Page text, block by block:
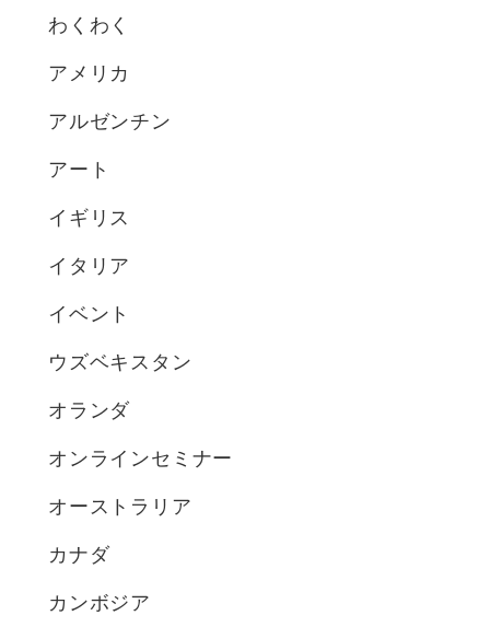
わくわく
アメリカ
アルゼンチン
アート
イギリス
イタリア
イベント
ウズベキスタン
オランダ
オンラインセミナー
オーストラリア
カナダ
カンボジア